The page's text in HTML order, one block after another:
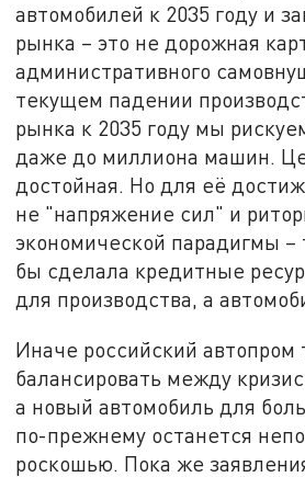
автомобилей к 2035 году и
рынка – это не дорожная
административного
текущем падении
рынка к 2035 году мы
даже до миллиона машин.
достойная. Но для её
не "напряжение сил" и
экономической парадигмы –
бы сделала кредитные
для производства, а
Иначе российский автопром
балансировать между
а новый автомобиль для
по-прежнему останется
роскошью. Пока же